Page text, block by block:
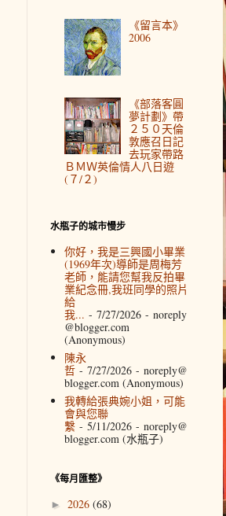
《留言本》
2006
《部落客圓
夢計劃》帶
２５０天倫
敦應召日記
去玩家帶路
ＢＭＷ英倫情人八日遊
(７/２)
水瓶子的城市慢步
你好，我是三興國小畢業
(1969年次)導師是周梅芳
老師，能請您幫我反拍畢
業紀念冊,我班同學的照片
給
我... - 7/27/2026- noreply
@blogger.com
(Anonymous)
陳永
哲- 7/27/2026- noreply@
blogger.com (Anonymous)
我轉給張典婉小姐，可能
會與您聯
繫- 5/11/2026- noreply@
blogger.com (水瓶子)
《每月匯整》
► 2026 (68)